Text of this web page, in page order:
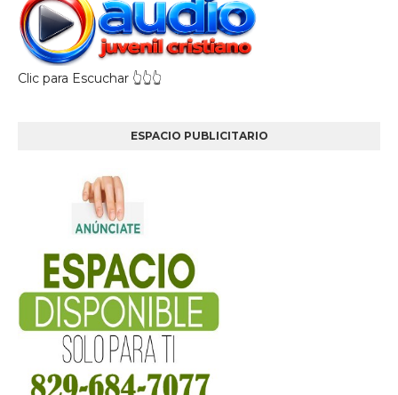
Clic para Escuchar 👆👆👆
ESPACIO PUBLICITARIO